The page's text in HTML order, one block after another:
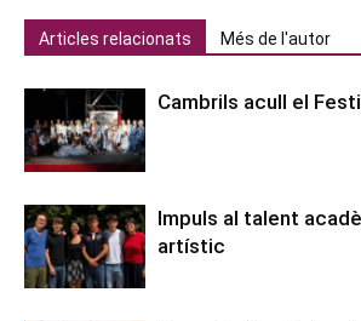
Articles relacionats Més de l'autor
Cambrils acull el
Impuls al talent
artístic